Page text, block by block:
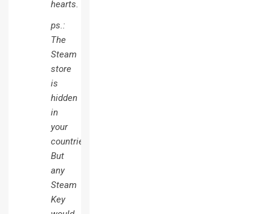
hearts.
ps.:
The
Steam
store
is
hidden
in
your
countries.
But
any
Steam
Key